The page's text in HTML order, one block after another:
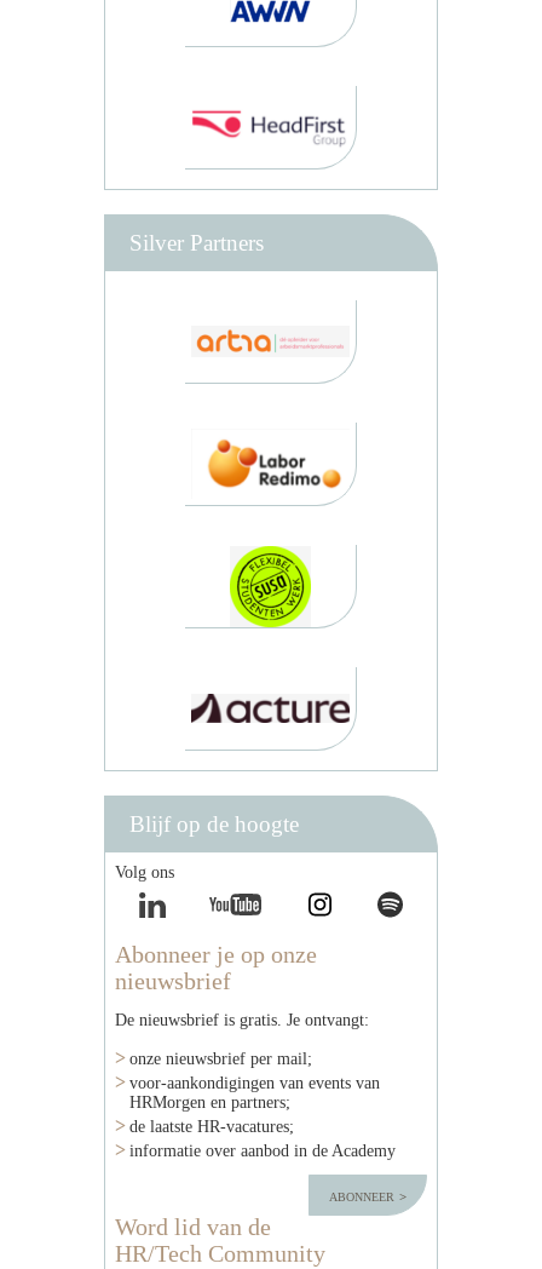
Silver Partners
Blijf op de hoogte
Volg ons
Abonneer je op onze
nieuwsbrief
De nieuwsbrief is gratis. Je ontvangt:
onze nieuwsbrief per mail;
voor-aankondigingen van events van
HRMorgen en partners;
de laatste HR-vacatures;
informatie over aanbod in de Academy
abonneer
Word lid van de
HR/Tech Community